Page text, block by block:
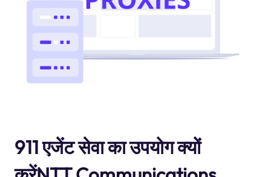
911 एजेंट सेवा का उपयोग क्यों